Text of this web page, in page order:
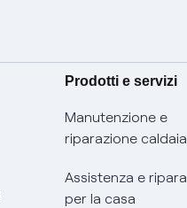
Prodotti e servizi
Manutenzione e
riparazione caldaia
Assistenza e
per la casa